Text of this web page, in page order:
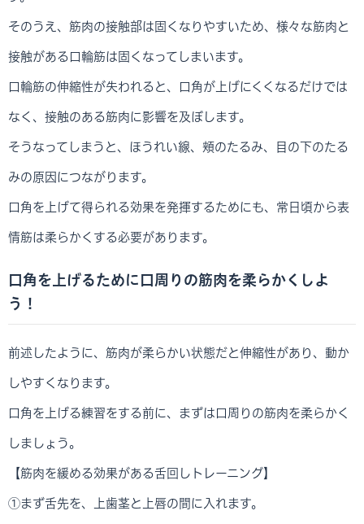
そのうえ、筋肉の接触部は固くなりやすいため、様々な筋肉と
接触がある口輪筋は固くなってしまいます。
口輪筋の伸縮性が失われると、口角が上げにくくなるだけでは
なく、接触のある筋肉に影響を及ぼします。
そうなってしまうと、ほうれい線、頬のたるみ、目の下のたる
みの原因につながります。
口角を上げて得られる効果を発揮するためにも、常日頃から表
情筋は柔らかくする必要があります。
口角を上げるために口周りの筋肉を柔らかくしよ
う！
前述したように、筋肉が柔らかい状態だと伸縮性があり、動か
しやすくなります。
口角を上げる練習をする前に、まずは口周りの筋肉を柔らかく
しましょう。
【筋肉を緩める効果がある舌回しトレーニング】
①まず舌先を、上歯茎と上唇の間に入れます。